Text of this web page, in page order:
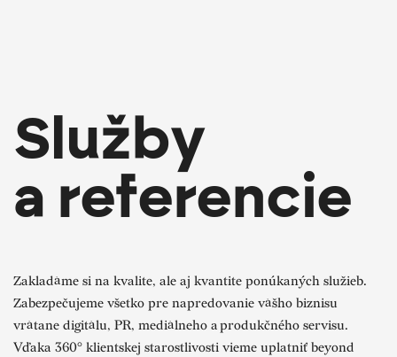
Služby
a referencie
Zakladáme si na kvalite, ale aj kvantite ponúkaných služieb.
Zabezpečujeme všetko pre napredovanie vášho biznisu
vrátane digitálu, PR, mediálneho a produkčného servisu.
Vďaka 360° klientskej starostlivosti vieme uplatniť beyond